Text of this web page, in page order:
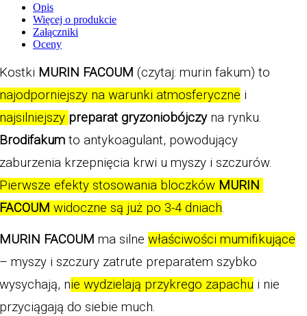
Opis
Więcej o produkcie
Załączniki
Oceny
MURIN FACOUM
na warunki atmosferyczne
preparat gryzoniobójczy
to antykoagulant, powodujący
efekty stosowania bloczków MURIN
widoczne są już po 3-4 dniach.
FACOUM ma silne właściwości mumifikujące
myszy i szczury zatrute preparatem szybko
nie wydzielają przykrego zapachu i nie
do siebie much.